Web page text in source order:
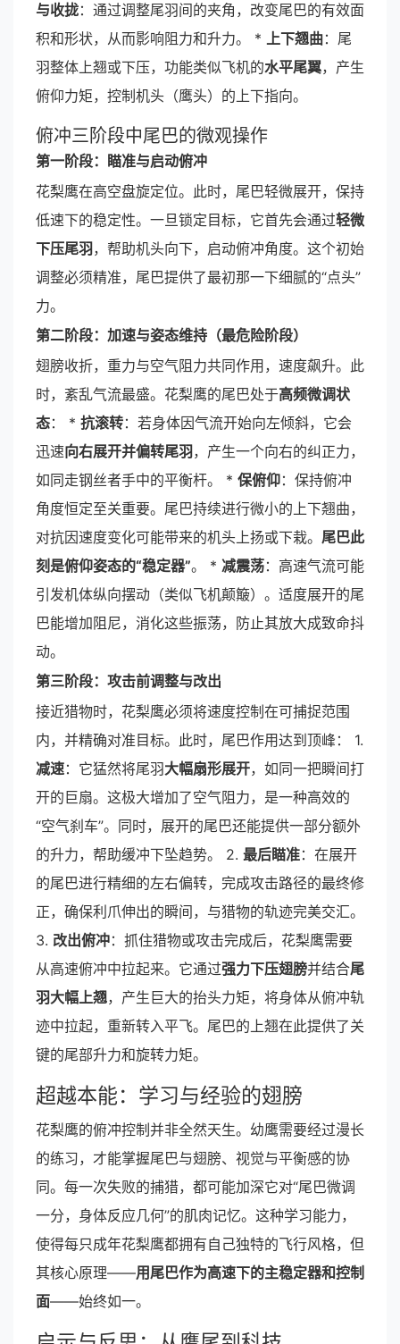
与收拢：通过调整尾羽间的夹角，改变尾巴的有效面
积和形状，从而影响阻力和升力。 * 上下翘曲：尾
羽整体上翘或下压，功能类似飞机的水平尾翼，产生
俯仰力矩，控制机头（鹰头）的上下指向。
俯冲三阶段中尾巴的微观操作
第一阶段：瞄准与启动俯冲
花梨鹰在高空盘旋定位。此时，尾巴轻微展开，保持
低速下的稳定性。一旦锁定目标，它首先会通过轻微
下压尾羽 ，帮助机头向下，启动俯冲角度。这个初始
调整必须精准，尾巴提供了最初那一下细腻的“点头”
力。
第二阶段：加速与姿态维持（最危险阶段）
翅膀收折，重力与空气阻力共同作用，速度飙升。此
时，紊乱气流最盛。花梨鹰的尾巴处于高频微调状
态： * 抗滚转：若身体因气流开始向左倾斜，它会
迅速向右展开并偏转尾羽 ，产生一个向右的纠正力，
如同走钢丝者手中的平衡杆。 * 保俯仰：保持俯冲
角度恒定至关重要。尾巴持续进行微小的上下翘曲，
对抗因速度变化可能带来的机头上扬或下栽。 尾巴此
刻是俯仰姿态的“稳定器”。 * 减震荡：高速气流可能
引发机体纵向摆动（类似飞机颠簸）。适度展开的尾
巴能增加阻尼，消化这些振荡，防止其放大成致命抖
动。
第三阶段：攻击前调整与改出
接近猎物时，花梨鹰必须将速度控制在可捕捉范围
内，并精确对准目标。此时，尾巴作用达到顶峰： 1.
减速：它猛然将尾羽大幅扇形展开，如同一把瞬间打
开的巨扇。这极大增加了空气阻力，是一种高效的
“空气刹车”。同时，展开的尾巴还能提供一部分额外
的升力，帮助缓冲下坠趋势。 2. 最后瞄准：在展开
的尾巴进行精细的左右偏转，完成攻击路径的最终修
正，确保利爪伸出的瞬间，与猎物的轨迹完美交汇。
3. 改出俯冲：抓住猎物或攻击完成后，花梨鹰需要
从高速俯冲中拉起来。它通过强力下压翅膀并结合尾
羽大幅上翘，产生巨大的抬头力矩，将身体从俯冲轨
迹中拉起，重新转入平飞。尾巴的上翘在此提供了关
键的尾部升力和旋转力矩。
超越本能：学习与经验的翅膀
花梨鹰的俯冲控制并非全然天生。幼鹰需要经过漫长
的练习，才能掌握尾巴与翅膀、视觉与平衡感的协
同。每一次失败的捕猎，都可能加深它对“尾巴微调
一分，身体反应几何”的肌肉记忆。这种学习能力，
使得每只成年花梨鹰都拥有自己独特的飞行风格，但
其核心原理——用尾巴作为高速下的主稳定器和控制
面——始终如一。